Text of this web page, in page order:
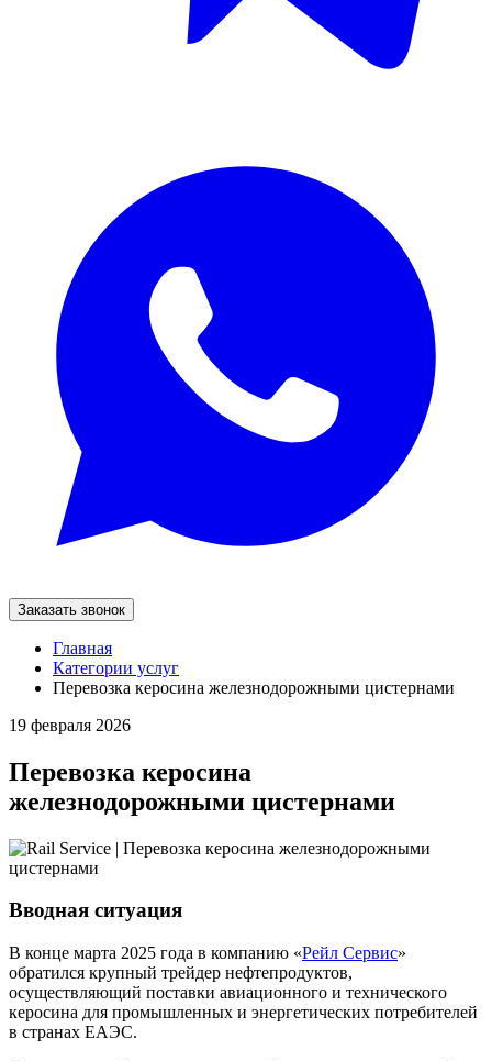
Заказать звонок
Главная
Категории услуг
Перевозка керосина железнодорожными цистернами
19 февраля 2026
Перевозка керосина
железнодорожными цистернами
Вводная ситуация
В конце марта 2025 года в компанию «Рейл Сервис»
обратился крупный трейдер нефтепродуктов,
осуществляющий поставки авиационного и технического
керосина для промышленных и энергетических потребителей
в странах ЕАЭС.